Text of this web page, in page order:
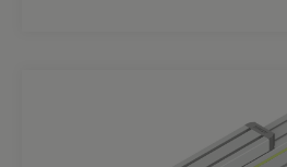
алуминиевия профил
разнообразни възможности
центриране и комбиниране.